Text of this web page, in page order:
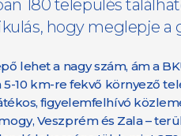
180 település
hogy meglepje a
lehet a nagy szám, ám a
10 km-re fekvő környező
figyelemfelhívó
Veszprém és Zala –